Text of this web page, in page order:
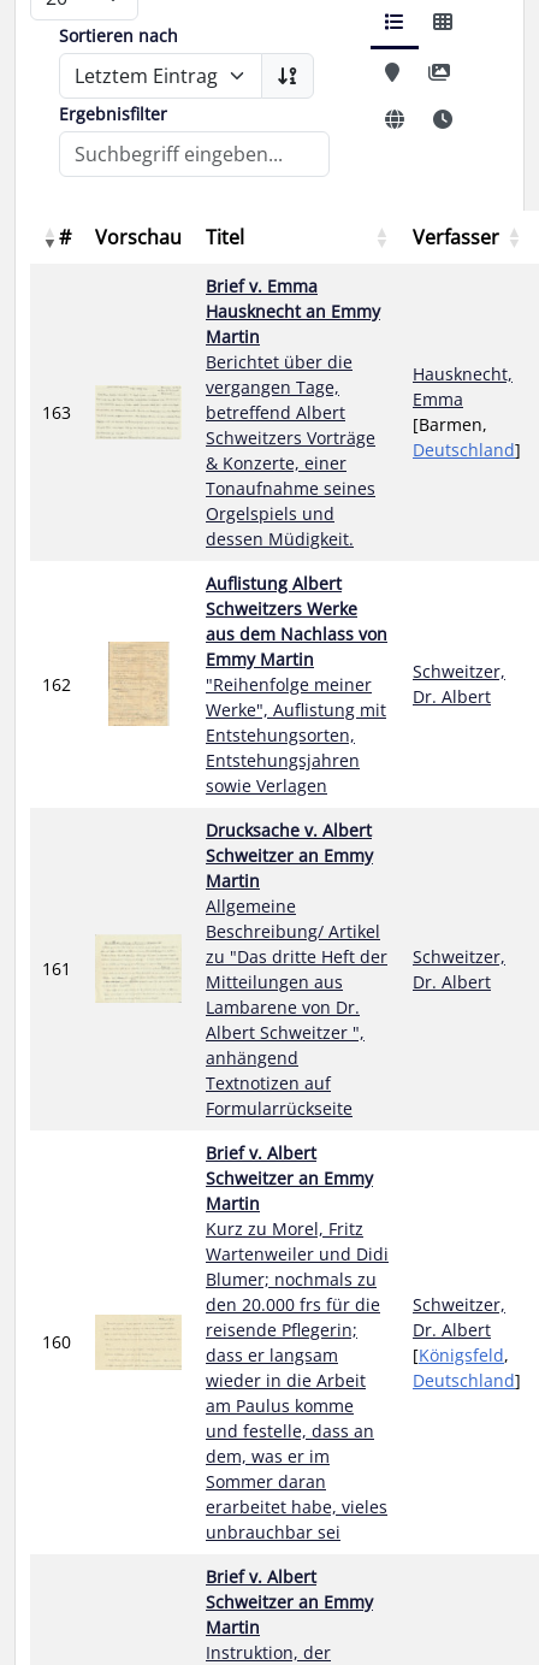
Sortieren nach
Ergebnisfilter
# Vorschau Titel Verfasser
163
Brief v. Emma
Hausknecht an Emmy
Martin
Berichtet über die
vergangen Tage,
betreffend Albert
Schweitzers Vorträge
& Konzerte, einer
Tonaufnahme seines
Orgelspiels und
dessen Müdigkeit.
Hausknecht,
Emma
[Barmen,
Deutschland]
162
Auflistung Albert
Schweitzers Werke
aus dem Nachlass von
Emmy Martin
"Reihenfolge meiner
Werke", Auflistung mit
Entstehungsorten,
Entstehungsjahren
sowie Verlagen
Schweitzer,
Dr. Albert
161
Drucksache v. Albert
Schweitzer an Emmy
Martin
Allgemeine
Beschreibung/ Artikel
zu "Das dritte Heft der
Mitteilungen aus
Lambarene von Dr.
Albert Schweitzer ",
anhängend
Textnotizen auf
Formularrückseite
Schweitzer,
Dr. Albert
160
Brief v. Albert
Schweitzer an Emmy
Martin
Kurz zu Morel, Fritz
Wartenweiler und Didi
Blumer; nochmals zu
den 20.000 frs für die
reisende Pflegerin;
dass er langsam
wieder in die Arbeit
am Paulus komme
und festelle, dass an
dem, was er im
Sommer daran
erarbeitet habe, vieles
unbrauchbar sei
Schweitzer,
Dr. Albert
[Königsfeld,
Deutschland]
Brief v. Albert
Schweitzer an Emmy
Martin
Instruktion, der